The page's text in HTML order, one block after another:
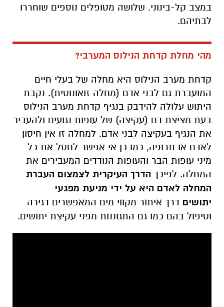
במצב קל-בינוני. שלושה מטופלים נוספים שוחררו
לבתיהם.
מהי מחלת קדחת הנילוס המערבי?
קדחת מערב הנילוס היא מחלה של בעלי חיים
המועברת גם לבני אדם (מחלה זואונוטית). נקבת
היתוש עלולה להידבק בנגיף קדחת מערב הנילוס
בעת מציצת דם (עקיצה) של עופות נגועים ולהעביר
את הנגיף בעקיצה לבני אדם. למחלה זו אין חיסון
לאדם או תרופה, כמו כן אי אפשר לחסל את כל
מיני עופות הבר והעופות הנודדים המעבירים את
המחלה. לפיכך הדרך העיקרית לצמצום העברת
המחלה לאדם היא על ידי מניעת מפגעי
יתושים דרך איתור מקווי מים המאפשרים דגירה
וטיפול בהם כמו גם התגוננות מפני עקיצת יתושים.